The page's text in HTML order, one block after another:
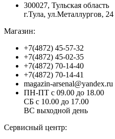
300027, Тульская область
г.Тула, ул.Металлургов, 24
Магазин:
+7(4872) 45-57-32
+7(4872) 45-02-35
+7(4872) 70-14-40
+7(4872) 70-14-41
magazin-arsenal@yandex.ru
ПН-ПТ с 09.00 до 18.00
СБ с 10.00 до 17.00
ВС выходной день
Сервисный центр: